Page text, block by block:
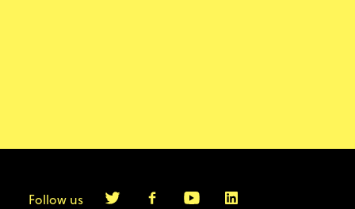
Follow us